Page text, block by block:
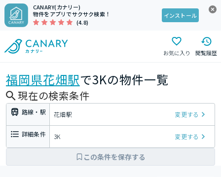
CANARY(カナリー)
物件をアプリでサクサク検索！
(4.8)
インストール
お気に入り 閲覧履歴
福岡県花畑駅で3Kの物件一覧
現在の検索条件
路線・駅 花畑駅 変更する
詳細条件 3K 変更する
この条件を保存する